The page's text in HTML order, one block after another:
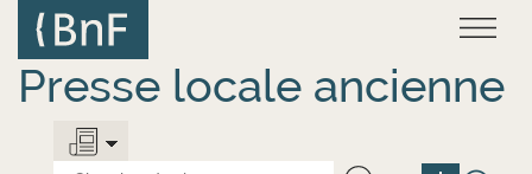
contenu
principal
Presse locale ancienne
Panneau de gestion des cookies